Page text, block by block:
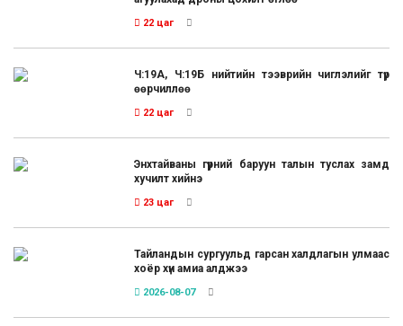
22 цаг
Ч:19А, Ч:19Б нийтийн тээврийн чиглэлийг түр
өөрчиллөө
22 цаг
Энхтайваны гүүрний баруун талын туслах замд
хучилт хийнэ
23 цаг
Тайландын сургуульд гарсан халдлагын улмаас
хоёр хүн амиа алджээ
2026-08-07